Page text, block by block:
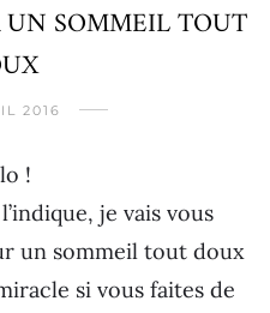
UN SOMMEIL TOUT
2016
!
je vais vous
un sommeil tout doux
si vous faites de